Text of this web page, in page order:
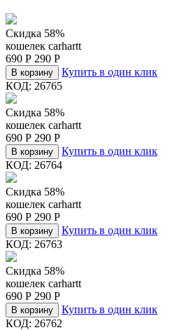
Скидка 58%
кошелек carhartt
690 Р 290 Р
В корзину
Купить в один клик
КОД: 26765
Скидка 58%
кошелек carhartt
690 Р 290 Р
В корзину
Купить в один клик
КОД: 26764
Скидка 58%
кошелек carhartt
690 Р 290 Р
В корзину
Купить в один клик
КОД: 26763
Скидка 58%
кошелек carhartt
690 Р 290 Р
В корзину
Купить в один клик
КОД: 26762